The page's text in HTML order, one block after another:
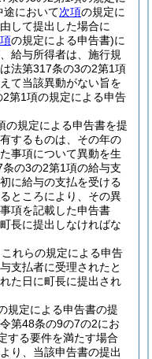
途において次項の規定に
して提出した場合に
の規定による申告書)に
給与所得者は、施行規
法第317条の3の2第1項
て当該異動がない旨を
第1項の規定による申告
の規定による申告書を提
するものは、その年の
事項について異動を生
条の3の2第1項の給与支
に給与の支払を受ける
ところにより、その異
項を記載した申告書
長に提出しなければな
れらの規定による申告
支払者に受理されたと
た日に町長に提出され
規定による申告書の提
第48条の9の7の2にお
する要件を満たす場合
り、当該申告書の提出